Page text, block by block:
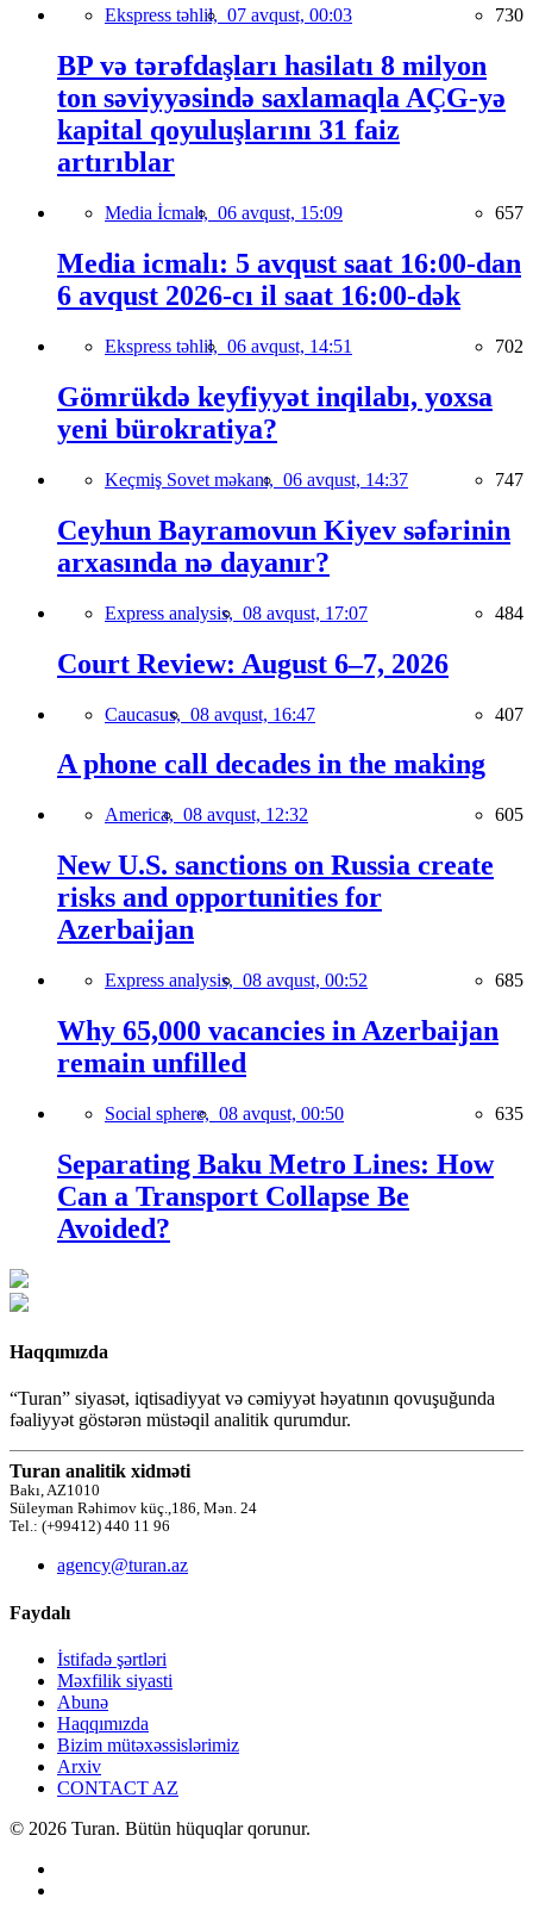
Ekspress təhlil, 07 avqust, 00:03 730
BP və tərəfdaşları hasilatı 8 milyon
ton səviyyəsində saxlamaqla AÇG-yə
kapital qoyuluşlarını 31 faiz
artırıblar
Media İcmalı, 06 avqust, 15:09 657
Media icmalı: 5 avqust saat 16:00-dan
6 avqust 2026-cı il saat 16:00-dək
Ekspress təhlil, 06 avqust, 14:51 702
Gömrükdə keyfiyyət inqilabı, yoxsa
yeni bürokratiya?
Keçmiş Sovet məkanı, 06 avqust, 14:37 747
Ceyhun Bayramovun Kiyev səfərinin
arxasında nə dayanır?
Express analysis, 08 avqust, 17:07 484
Court Review: August 6–7, 2026
Caucasus, 08 avqust, 16:47 407
A phone call decades in the making
America, 08 avqust, 12:32 605
New U.S. sanctions on Russia create
risks and opportunities for
Azerbaijan
Express analysis, 08 avqust, 00:52 685
Why 65,000 vacancies in Azerbaijan
remain unfilled
Social sphere, 08 avqust, 00:50 635
Separating Baku Metro Lines: How
Can a Transport Collapse Be
Avoided?
Haqqımızda
“Turan” siyasət, iqtisadiyyat və cəmiyyət həyatının qovuşuğunda
fəaliyyət göstərən müstəqil analitik qurumdur.
Turan analitik xidməti
Bakı, AZ1010
Süleyman Rəhimov küç.,186, Mən. 24
Tel.: (+99412) 440 11 96
agency@turan.az
Faydalı
İstifadə şərtləri
Məxfilik siyasti
Abunə
Haqqımızda
Bizim mütəxəssislərimiz
Arxiv
CONTACT AZ
© 2026 Turan. Bütün hüquqlar qorunur.